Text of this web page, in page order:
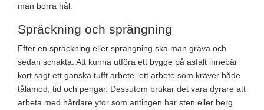
man borra hål.
Spräckning och sprängning
Efter en spräckning eller sprängning ska man gräva och
sedan schakta. Att kunna utföra ett bygge på asfalt innebär
kort sagt ett ganska tufft arbete, ett arbete som kräver både
tålamod, tid och pengar. Dessutom brukar det vara dyrare att
arbeta med hårdare ytor som antingen har sten eller berg